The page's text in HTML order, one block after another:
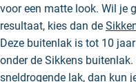
voor een matte look. Wil je
resultaat, kies dan de
Deze buitenlak is tot 10
onder de Sikkens buitenlak.
sneldrogende lak, dan kun